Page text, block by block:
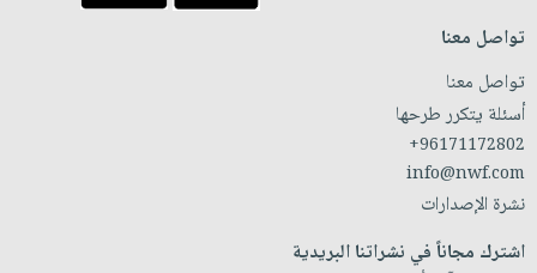
تواصل معنا
تواصل معنا
أسئلة يتكرر طرحها
+96171172802
info@nwf.com
نشرة الإصدارات
اشترك مجاناً في نشراتنا البريدية